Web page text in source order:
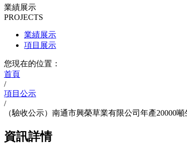
業績展示
PROJECTS
業績展示
項目展示
您現在的位置：
首頁
/
項目公示
/
（驗收公示）南通市興榮草業有限公司年產20000
資訊詳情